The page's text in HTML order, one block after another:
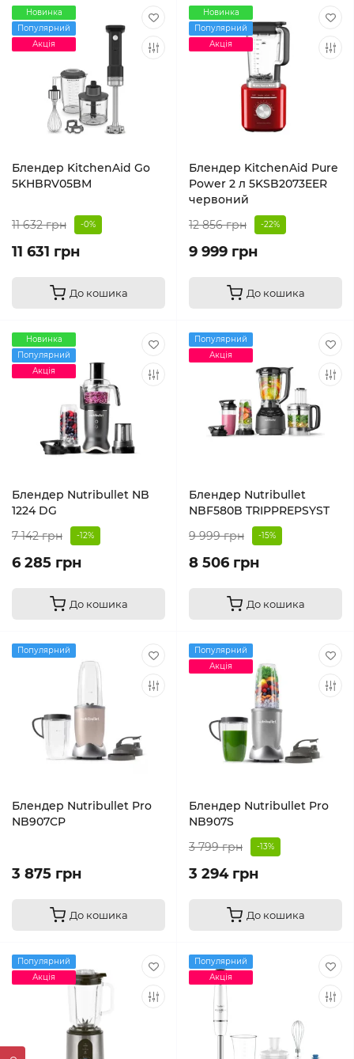
Новинка
Популярний
Акція
Блендер KitchenAid Go
5KHBRV05BM
11 632 грн -0%
11 631 грн
До кошика
Новинка
Популярний
Акція
Блендер KitchenAid Pure
Power 2 л 5KSB2073EER
червоний
12 856 грн
-22%
9 999 грн
До кошика
Новинка
Популярний
Акція
Блендер Nutribullet NB
1224 DG
7 142 грн
-12%
6 285 грн
До кошика
Популярний
Акція
Блендер Nutribullet
NBF580B TRIPPREPSYST
9 999 грн
-15%
8 506 грн
До кошика
Популярний
Блендер Nutribullet Pro
NB907CP
3 875 грн
До кошика
Популярний
Акція
Блендер Nutribullet Pro
NB907S
3 799 грн
-13%
3 294 грн
До кошика
Популярний
Акція
Популярний
Акція